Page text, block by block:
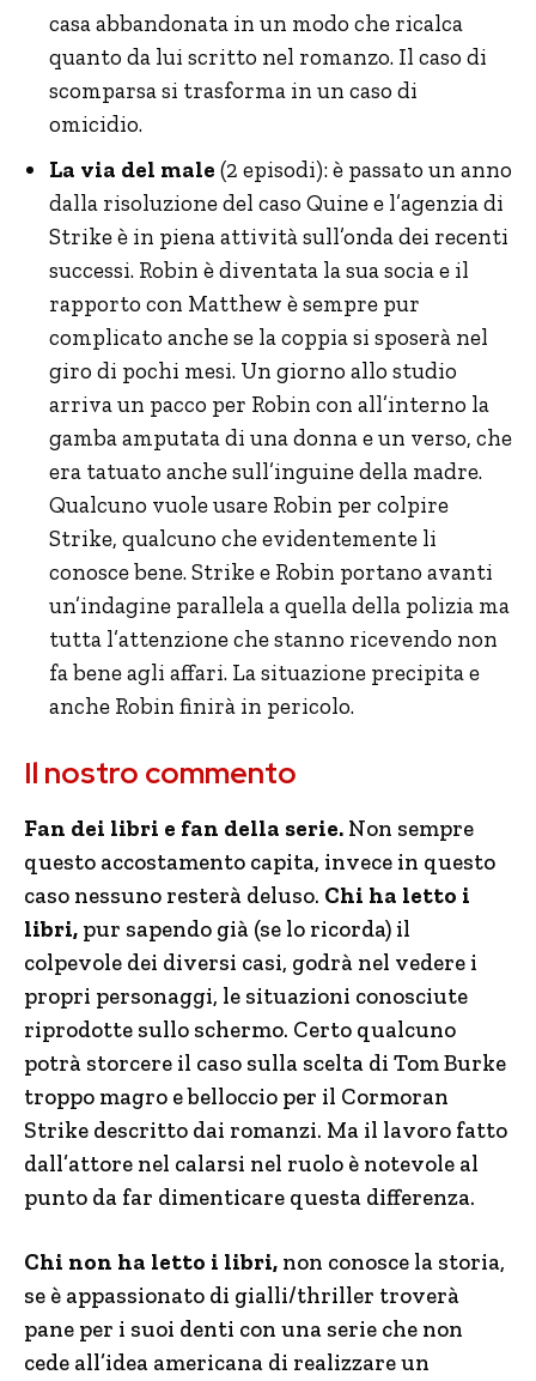
casa abbandonata in un modo che ricalca
quanto da lui scritto nel romanzo. Il caso di
scomparsa si trasforma in un caso di
omicidio.
La via del male (2 episodi): è passato un anno
dalla risoluzione del caso Quine e l’agenzia di
Strike è in piena attività sull’onda dei recenti
successi. Robin è diventata la sua socia e il
rapporto con Matthew è sempre pur
complicato anche se la coppia si sposerà nel
giro di pochi mesi. Un giorno allo studio
arriva un pacco per Robin con all’interno la
gamba amputata di una donna e un verso, che
era tatuato anche sull’inguine della madre.
Qualcuno vuole usare Robin per colpire
Strike, qualcuno che evidentemente li
conosce bene. Strike e Robin portano avanti
un’indagine parallela a quella della polizia ma
tutta l’attenzione che stanno ricevendo non
fa bene agli affari. La situazione precipita e
anche Robin finirà in pericolo.
Il nostro commento
Fan dei libri e fan della serie. Non sempre
questo accostamento capita, invece in questo
caso nessuno resterà deluso. Chi ha letto i
libri, pur sapendo già (se lo ricorda) il
colpevole dei diversi casi, godrà nel vedere i
propri personaggi, le situazioni conosciute
riprodotte sullo schermo. Certo qualcuno
potrà storcere il caso sulla scelta di Tom Burke
troppo magro e belloccio per il Cormoran
Strike descritto dai romanzi. Ma il lavoro fatto
dall’attore nel calarsi nel ruolo è notevole al
punto da far dimenticare questa differenza.
Chi non ha letto i libri, non conosce la storia,
se è appassionato di gialli/thriller troverà
pane per i suoi denti con una serie che non
cede all’idea americana di realizzare un